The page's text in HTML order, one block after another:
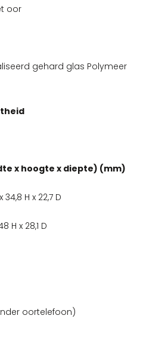
oor
gehard glas Polymeer
x hoogte x diepte) (mm)
H x 22,7 D
H x 28,1 D
oortelefoon)